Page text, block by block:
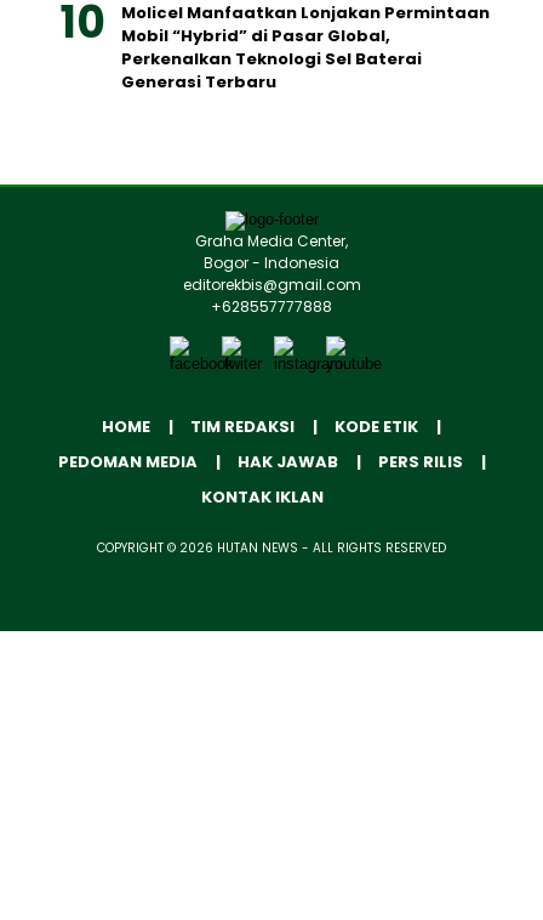
Molicel Manfaatkan Lonjakan Permintaan
Mobil “Hybrid” di Pasar Global,
Perkenalkan Teknologi Sel Baterai
Generasi Terbaru
Graha Media Center,
Bogor - Indonesia
editorekbis@gmail.com
+628557777888
HOME TIM REDAKSI
KODE ETIK
PEDOMAN MEDIA
HAK JAWAB
PERS RILIS
KONTAK IKLAN
COPYRIGHT © 2026 HUTAN NEWS - ALL RIGHTS RESERVED